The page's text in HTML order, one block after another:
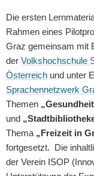
Die ersten
Rahmen eines
Graz gemeinsam mit
der Volkshochschule
Österreich und unter
Sprachennetzwerk
Themen
und
Thema „Freizeit in
fortgesetzt. Die
der Verein ISOP